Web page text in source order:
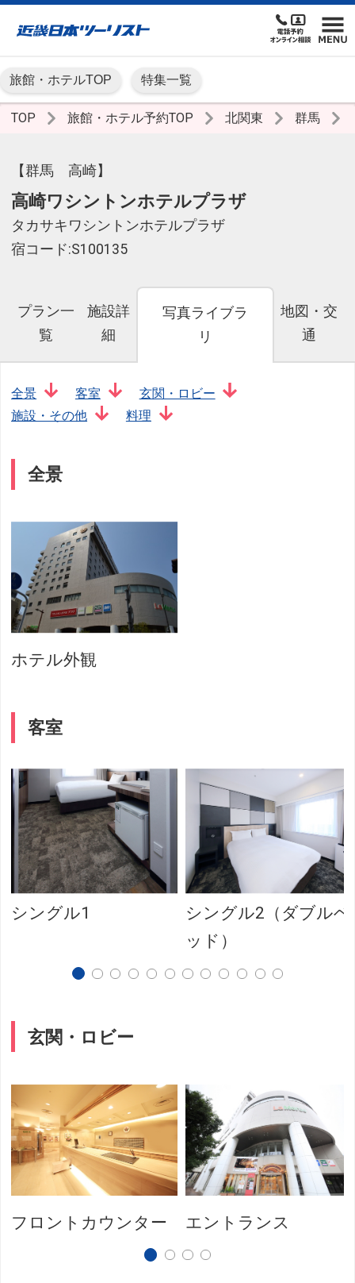
旅館・ホテルTOP 特集一覧
TOP 旅館・ホテル予約TOP 北関東 群馬
【群馬 高崎】
高崎ワシントンホテルプラザ
タカサキワシントンホテルプラザ
宿コード:S100135
プラン一
覧
施設詳
細
写真ライブラ
リ
地図・交
通
全景 客室
玄関・ロビー
施設・その他
料理
全景
ホテル外観
客室
シングル1
シングル2（ダブルベ
ッド）
玄関・ロビー
フロントカウンター エントランス